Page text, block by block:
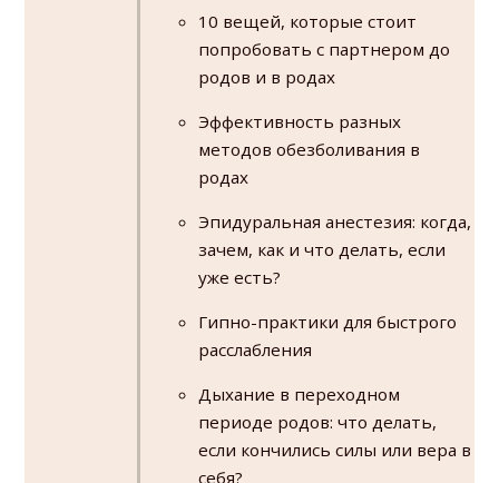
10 вещей, которые стоит
попробовать с партнером до
родов и в родах
Эффективность разных
методов обезболивания в
родах
Эпидуральная анестезия: когда,
зачем, как и что делать, если
уже есть?
Гипно-практики для быстрого
расслабления
Дыхание в переходном
периоде родов: что делать,
если кончились силы или вера в
себя?